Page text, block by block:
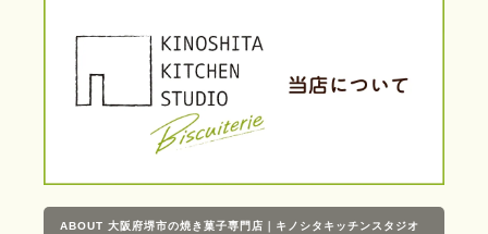
ABOUT 大阪府堺市の焼き菓子専門店｜キノシタキッチンスタジオ